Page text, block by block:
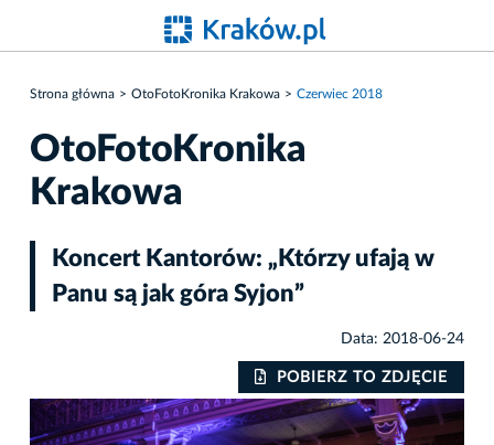
Strona główna OtoFotoKronika Krakowa Czerwiec 2018
OtoFotoKronika
Krakowa
Koncert Kantorów: „Którzy ufają w
Panu są jak góra Syjon”
Data: 2018-06-24
POBIERZ TO ZDJĘCIE